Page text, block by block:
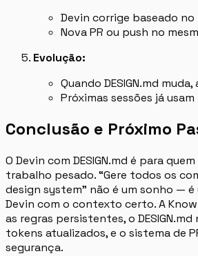
Devin corrige baseado
Nova PR ou push no
Evolução:
Quando DESIGN.md
Próximas sessões já
Conclusão e Próximo
O Devin com DESIGN.md é para
trabalho pesado. “Gere todos os
design system” não é um sonho — é
Devin com o contexto certo. A
as regras persistentes, o
tokens atualizados, e o sistema de
segurança.